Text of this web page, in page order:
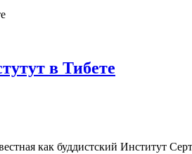
в Тибете
как буддистский Институт